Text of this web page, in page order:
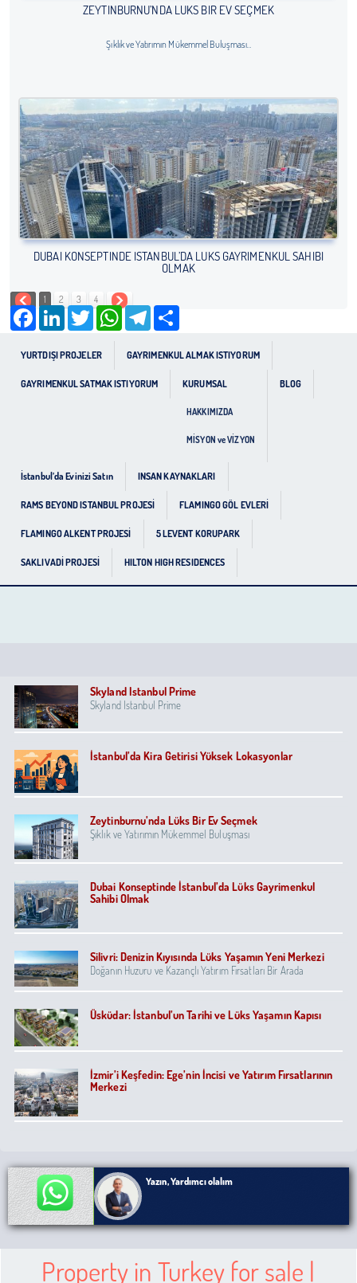
ZEYTINBURNU’NDA LÜKS BIR EV SEÇMEK
Şıklık ve Yatırımın Mükemmel Buluşması..
DUBAI KONSEPTINDE İSTANBUL’DA LÜKS GAYRIMENKUL SAHIBI
OLMAK
1 2 3 4
YURTDIŞI PROJELER GAYRIMENKUL ALMAK ISTIYORUM
GAYRIMENKUL SATMAK ISTIYORUM KURUMSAL
HAKKIMIZDA
MİSYON ve VİZYON
BLOG
İstanbul’da Evinizi Satın INSAN KAYNAKLARI
RAMS BEYOND ISTANBUL PROJESİ FLAMINGO GÖL EVLERİ
FLAMINGO ALKENT PROJESİ 5 LEVENT KORUPARK
SAKLIVADİ PROJESİ HILTON HIGH RESIDENCES
Skyland Istanbul Prime
Skyland Istanbul Prime
İstanbul’da Kira Getirisi Yüksek Lokasyonlar
Zeytinburnu’nda Lüks Bir Ev Seçmek
Şıklık ve Yatırımın Mükemmel Buluşması
Dubai Konseptinde İstanbul’da Lüks Gayrimenkul
Sahibi Olmak
Silivri: Denizin Kıyısında Lüks Yaşamın Yeni Merkezi
Doğanın Huzuru ve Kazançlı Yatırım Fırsatları Bir Arada
Üsküdar: İstanbul’un Tarihi ve Lüks Yaşamın Kapısı
İzmir’i Keşfedin: Ege’nin İncisi ve Yatırım Fırsatlarının
Merkezi
Yazın, Yardımcı olalım
FacebookLinkedIn Twitter WhatsApp Telegram
Property in Turkey for sale |